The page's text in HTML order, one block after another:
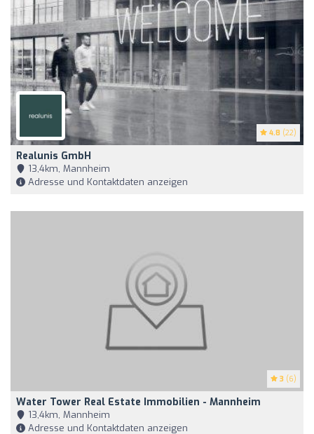
4.8 (22)
Realunis GmbH
13,4km, Mannheim
Adresse und Kontaktdaten anzeigen
3 (6)
Water Tower Real Estate Immobilien - Mannheim
13,4km, Mannheim
Adresse und Kontaktdaten anzeigen